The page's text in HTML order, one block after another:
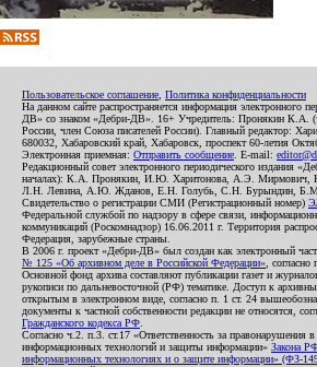
Пользовательское соглашение Политика конфиденциальности
На данном сайте распространяется информация электронного
ДВ» со знаком «Дебри-ДВ». 16+ Учредитель: Пронякин К.А.
России, член Союза писателей России). Главный редактор:
680032, Хабаровский край, Хабаровск, проспект 60-летия
Электронная приемная: Отправить сообщение . E-mail:
Редакционный совет электронного периодического издания
началах): К.А. Пронякин, И.Ю. Харитонова, А.Э.
Л.Н. Левина, А.Ю. Жданов, Е.Н. Голубь, С.Н. Бурындин,
Свидетельство о регистрации СМИ (Регистрационный номер)
Федеральной службой по надзору в сфере связи,
коммуникаций (Роскомнадзор) 16.06.2011 г. Территория
Федерация, зарубежные страны.
В 2006 г. проект «Дебри-ДВ» был создан как электронный
№ 125 «Об архивном деле в Российской Федерации» ,
Основной фонд архива составляют публикации газет и
рукописи по дальневосточной (РФ) тематике. Доступ к
открытым в электронном виде, согласно п. 1 ст. 24
документы к частной собственности редакции не относятся,
Гражданского кодекса РФ
Согласно ч.2. п.3. ст.17 «Ответственность за правонарушения
информационных технологий и защиты информации» Закона
информационных технологиях и о защите информации» (ФЗ-